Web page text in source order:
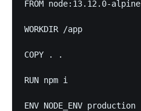
FROM node:13.12.0-alpine
WORKDIR /app
COPY . .
RUN npm i
ENV NODE_ENV production